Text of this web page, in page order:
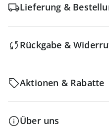
Lieferung &
Rückgabe &
Aktionen & Rabatte
Über uns